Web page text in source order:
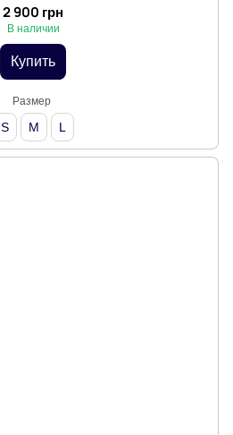
2 900 грн
В наличии
Купить
Размер
S M L